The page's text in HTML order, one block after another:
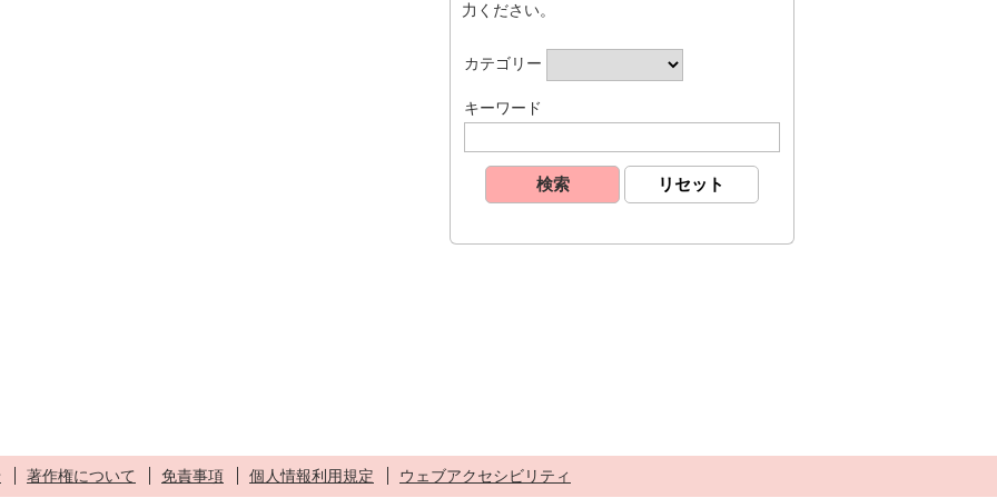
力ください。
カテゴリー
キーワード
著作権について 免責事項 個人情報利用規定 ウェブアクセシビリティ